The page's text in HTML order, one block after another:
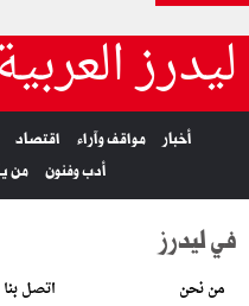
ليدرز
أخبار مواقف وآراء اقتصاد
أدب وفنون
من
في ليدرز
من نحن اتصل بنا